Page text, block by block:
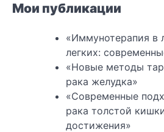
Мои публикации
«Иммунотерапия в
легких:
«Новые методы
рака желудка»
«Современные
рака толстой
достижения»